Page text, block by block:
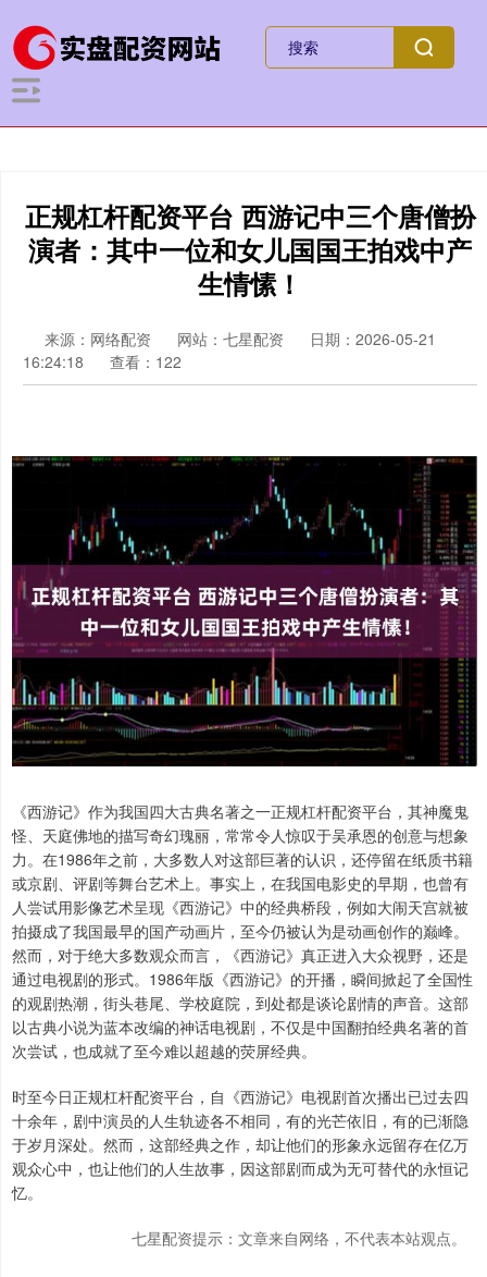
正规杠杆配资平台 西游记中三个唐僧扮
演者：其中一位和女儿国国王拍戏中产
生情愫！
来源：网络配资 网站：七星配资
日期：2026-05-21
16:24:18
查看：122
《西游记》作为我国四大古典名著之一正规杠杆配资平台，其神魔鬼
怪、天庭佛地的描写奇幻瑰丽，常常令人惊叹于吴承恩的创意与想象
力。在1986年之前，大多数人对这部巨著的认识，还停留在纸质书籍
或京剧、评剧等舞台艺术上。事实上，在我国电影史的早期，也曾有
人尝试用影像艺术呈现《西游记》中的经典桥段，例如大闹天宫就被
拍摄成了我国最早的国产动画片，至今仍被认为是动画创作的巅峰。
然而，对于绝大多数观众而言，《西游记》真正进入大众视野，还是
通过电视剧的形式。1986年版《西游记》的开播，瞬间掀起了全国性
的观剧热潮，街头巷尾、学校庭院，到处都是谈论剧情的声音。这部
以古典小说为蓝本改编的神话电视剧，不仅是中国翻拍经典名著的首
次尝试，也成就了至今难以超越的荧屏经典。
时至今日正规杠杆配资平台，自《西游记》电视剧首次播出已过去四
十余年，剧中演员的人生轨迹各不相同，有的光芒依旧，有的已渐隐
于岁月深处。然而，这部经典之作，却让他们的形象永远留存在亿万
观众心中，也让他们的人生故事，因这部剧而成为无可替代的永恒记
忆。
七星配资提示：文章来自网络，不代表本站观点。